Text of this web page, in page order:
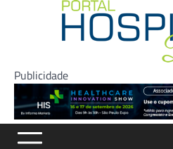
Publicidade